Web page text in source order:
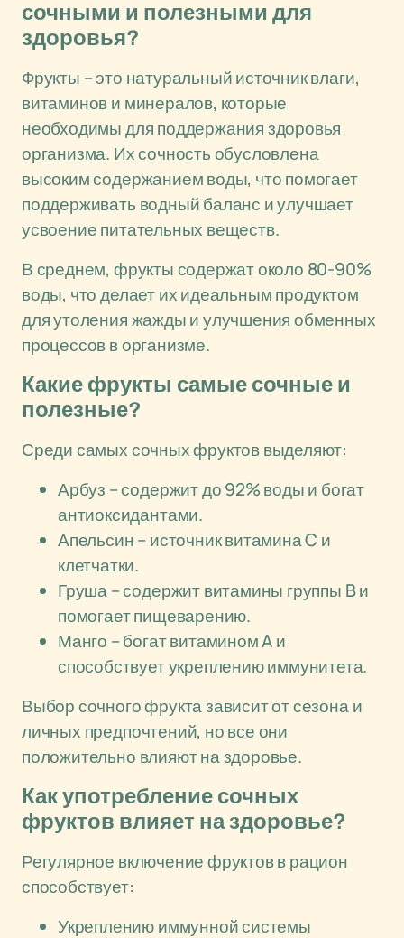
сочными и полезными для
здоровья?
Фрукты – это натуральный источник влаги,
витаминов и минералов, которые
необходимы для поддержания здоровья
организма. Их сочность обусловлена
высоким содержанием воды, что помогает
поддерживать водный баланс и улучшает
усвоение питательных веществ.
В среднем, фрукты содержат около 80-90%
воды, что делает их идеальным продуктом
для утоления жажды и улучшения обменных
процессов в организме.
Какие фрукты самые сочные и
полезные?
Среди самых сочных фруктов выделяют:
Арбуз – содержит до 92% воды и богат
антиоксидантами.
Апельсин – источник витамина C и
клетчатки.
Груша – содержит витамины группы B и
помогает пищеварению.
Манго – богат витамином A и
способствует укреплению иммунитета.
Выбор сочного фрукта зависит от сезона и
личных предпочтений, но все они
положительно влияют на здоровье.
Как употребление сочных
фруктов влияет на здоровье?
Регулярное включение фруктов в рацион
способствует:
Укреплению иммунной системы